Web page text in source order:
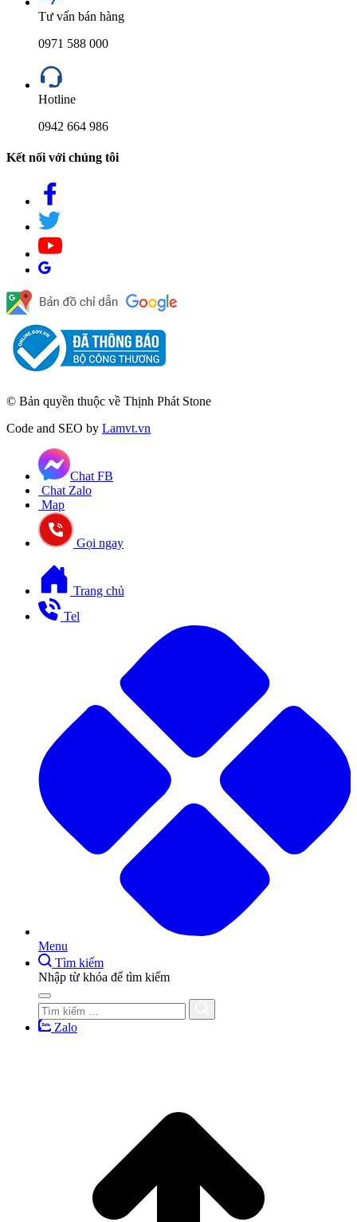
Tư vấn bán hàng
0971 588 000
Hotline
0942 664 986
Kết nối với chúng tôi
© Bản quyền thuộc về Thịnh Phát Stone
Code and SEO by Lamvt.vn
Chat FB
Chat Zalo
Map
Gọi ngay
Trang chủ
Tel
Menu
Tìm kiếm
Nhập từ khóa để tìm kiếm
Zalo